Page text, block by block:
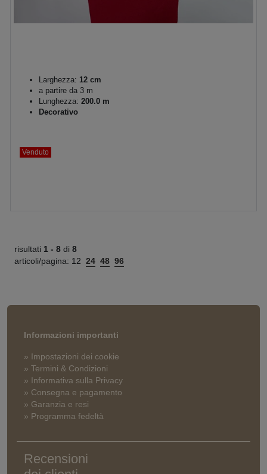
Larghezza: 12 cm
a partire da 3 m
Lunghezza: 200.0 m
Decorativo
Venduto
risultati 1 - 8 di 8
articoli/pagina: 12 24 48 96
Informazioni importanti
» Impostazioni dei cookie
» Termini & Condizioni
» Informativa sulla Privacy
» Consegna e pagamento
» Garanzia e resi
» Programma fedeltà
Recensioni